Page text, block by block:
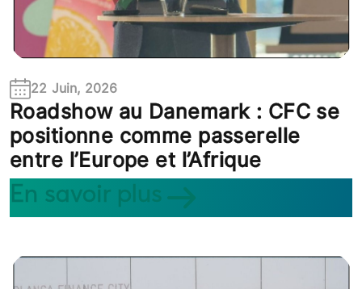
22 Juin, 2026
Roadshow au Danemark : CFC se
positionne comme passerelle
entre l’Europe et l’Afrique
En savoir plus